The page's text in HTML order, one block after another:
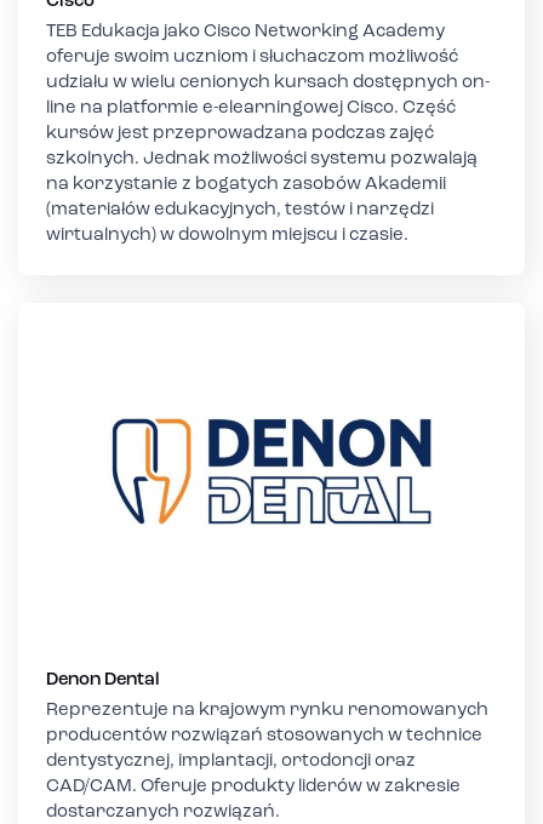
TEB Edukacja jako Cisco Networking Academy
oferuje swoim uczniom i słuchaczom możliwość
udziału w wielu cenionych kursach dostępnych on-
line na platformie e-elearningowej Cisco. Część
kursów jest przeprowadzana podczas zajęć
szkolnych. Jednak możliwości systemu pozwalają
na korzystanie z bogatych zasobów Akademii
(materiałów edukacyjnych, testów i narzędzi
wirtualnych) w dowolnym miejscu i czasie.
Denon Dental
Reprezentuje na krajowym rynku renomowanych
producentów rozwiązań stosowanych w technice
dentystycznej, implantacji, ortodoncji oraz
CAD/CAM. Oferuje produkty liderów w zakresie
dostarczanych rozwiązań.